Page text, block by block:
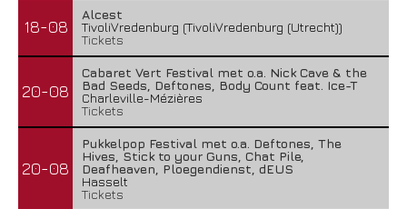
18-08
Alcest
TivoliVredenburg (TivoliVredenburg (Utrecht))
Tickets
20-08
Cabaret Vert Festival met o.a. Nick Cave & the
Bad Seeds, Deftones, Body Count feat. Ice-T
Charleville-Mézières
Tickets
20-08
Pukkelpop Festival met o.a. Deftones, The
Hives, Stick to your Guns, Chat Pile,
Deafheaven, Ploegendienst, dEUS
Hasselt
Tickets